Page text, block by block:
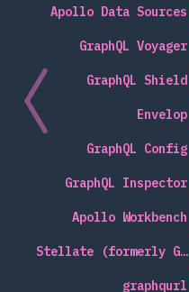
graphqurl
Stellate (formerly G…
Apollo Workbench
GraphQL Inspector
GraphQL Config
Envelop
GraphQL Shield
GraphQL Voyager
Apollo Data Sources